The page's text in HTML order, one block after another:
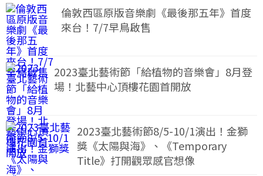
倫敦西區原版音樂劇《最後那五年》首度
來台！7/7早鳥啟售
2023臺北藝術節「給植物的音樂會」8月登
場！北藝中心頂樓花園首開放
2023臺北藝術節8/5-10/1演出！金獅
獎《太陽與海》、《Temporary
Title》打開觀眾感官想像